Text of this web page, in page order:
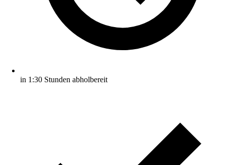
in 1:30 Stunden abholbereit